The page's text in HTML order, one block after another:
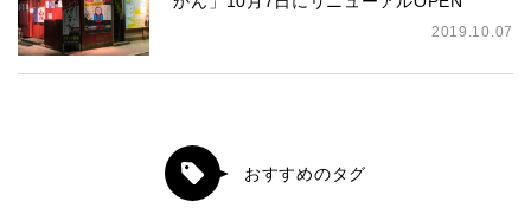
2019.10.07
おすすめのタグ